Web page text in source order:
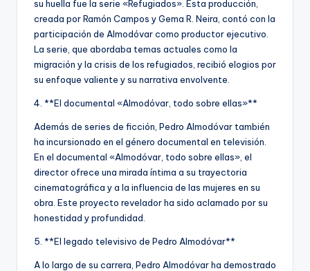
su huella fue la serie «Refugiados». Esta producción,
creada por Ramón Campos y Gema R. Neira, contó con la
participación de Almodóvar como productor ejecutivo.
La serie, que abordaba temas actuales como la
migración y la crisis de los refugiados, recibió elogios por
su enfoque valiente y su narrativa envolvente.
4. **El documental «Almodóvar, todo sobre ellas»**
Además de series de ficción, Pedro Almodóvar también
ha incursionado en el género documental en televisión.
En el documental «Almodóvar, todo sobre ellas», el
director ofrece una mirada íntima a su trayectoria
cinematográfica y a la influencia de las mujeres en su
obra. Este proyecto revelador ha sido aclamado por su
honestidad y profundidad.
5. **El legado televisivo de Pedro Almodóvar**
A lo largo de su carrera, Pedro Almodóvar ha demostrado